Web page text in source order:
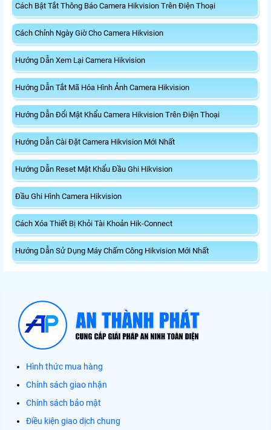
Cách Bật Tắt Thông Báo Camera Hikvision Trên Điện Thoại
Cách Chỉnh Ngày Giờ Cho Camera Hikvision
Hướng Dẫn Xem Lại Camera Hikvision
Hướng Dẫn Tắt Mã Hóa Hình Ảnh Camera Hikvision
Hướng Dẫn Đổi Mật Khẩu Camera Hikvision Trên Điện Thoại
Hướng Dẫn Cài Đặt Camera Hikvision Mới Nhất
Hướng Dẫn Reset Mật Khẩu Đầu Ghi Hikvision
Đầu Ghi Hình Camera Hikvision
Cách Xóa Thiết Bị Khỏi Tài Khoản Hik-Connect
Hướng Dẫn Sử Dụng Máy Chấm Công Hikvision Mới Nhất
Hình thức mua hàng
Chính sách giao nhận
Chính sách bảo mật
Điều kiện giao dịch chung